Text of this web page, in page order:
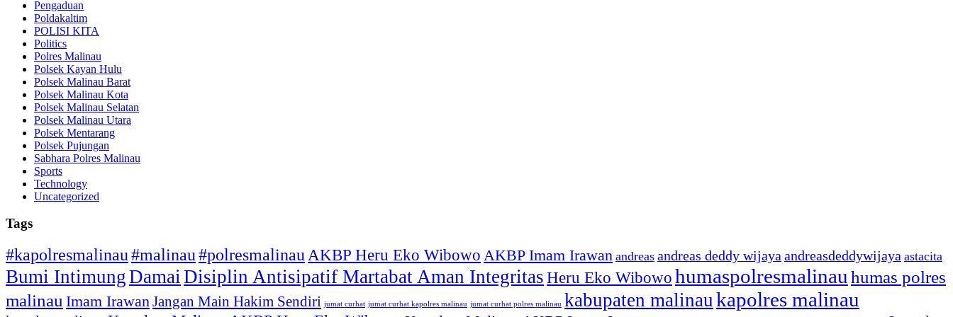
Pengaduan
Poldakaltim
POLISI KITA
Politics
Polres Malinau
Polsek Kayan Hulu
Polsek Malinau Barat
Polsek Malinau Kota
Polsek Malinau Selatan
Polsek Malinau Utara
Polsek Mentarang
Polsek Pujungan
Sabhara Polres Malinau
Sports
Technology
Uncategorized
Tags
#kapolresmalinau#malinau#polresmalinau AKBP Heru Eko Wibowo AKBP Imam Irawan andreas andreas deddy wijaya andreasdeddywijaya astacita
Bumi IntimungDamaiDisiplin Antisipatif Martabat Aman IntegritasHeru Eko Wibowohumaspolresmalinau humas polres
malinau Imam IrawanJangan Main Hakim Sendiri jumat curhat jumat curhat kapolres malinau jumat curhat polres malinau kabupaten malinaukapolres malinau